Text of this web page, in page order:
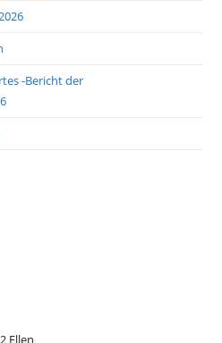
-Bericht der
Ellen